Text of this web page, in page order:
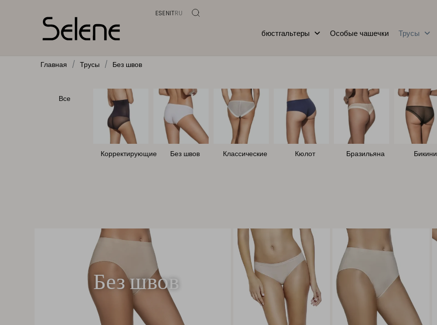
ESENITRU
бюстгальтеры Особые чашечки Трусы
Главная Трусы Без швов
Все
Корректирующие Без швов Классические Кюлот Бразильяна Бикини
Без швов